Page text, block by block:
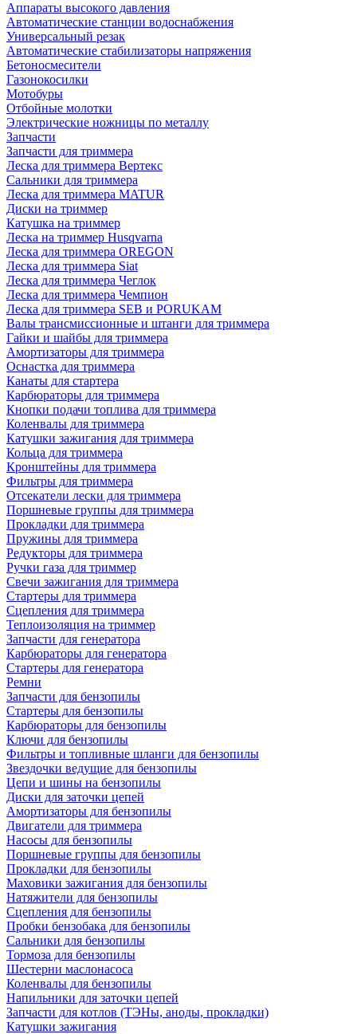
Аппараты высокого давления
Автоматические станции водоснабжения
Универсальный резак
Автоматические стабилизаторы напряжения
Бетоносмесители
Газонокосилки
Мотобуры
Отбойные молотки
Электрические ножницы по металлу
Запчасти
Запчасти для триммера
Леска для триммера Вертекс
Сальники для триммера
Леска для триммера MATUR
Диски на триммер
Катушка на триммер
Леска на триммер Husqvarna
Леска для триммера OREGON
Леска для триммера Siat
Леска для триммера Чеглок
Леска для триммера Чемпион
Леска для триммера SEB и PORUKAM
Валы трансмиссионные и штанги для триммера
Гайки и шайбы для триммера
Амортизаторы для триммера
Оснастка для триммера
Канаты для стартера
Карбюраторы для триммера
Кнопки подачи топлива для триммера
Коленвалы для триммера
Катушки зажигания для триммера
Кольца для триммера
Кронштейны для триммера
Фильтры для триммера
Отсекатели лески для триммера
Поршневые группы для триммера
Прокладки для триммера
Пружины для триммера
Редукторы для триммера
Ручки газа для триммер
Свечи зажигания для триммера
Стартеры для триммера
Сцепления для триммера
Теплоизоляция на триммер
Запчасти для генератора
Карбюраторы для генератора
Стартеры для генератора
Ремни
Запчасти для бензопилы
Стартеры для бензопилы
Карбюраторы для бензопилы
Ключи для бензопилы
Фильтры и топливные шланги для бензопилы
Звездочки ведущие для бензопилы
Цепи и шины на бензопилы
Диски для заточки цепей
Амортизаторы для бензопилы
Двигатели для триммера
Насосы для бензопилы
Поршневые группы для бензопилы
Прокладки для бензопилы
Маховики зажигания для бензопилы
Натяжители для бензопилы
Сцепления для бензопилы
Пробки бензобака для бензопилы
Сальники для бензопилы
Тормоза для бензопилы
Шестерни маслонасоса
Коленвалы для бензопилы
Напильники для заточки цепей
Запчасти для котлов (ТЭНы, аноды, прокладки)
Катушки зажигания